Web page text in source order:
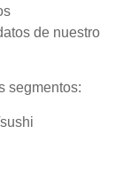
de nuestro
segmentos: